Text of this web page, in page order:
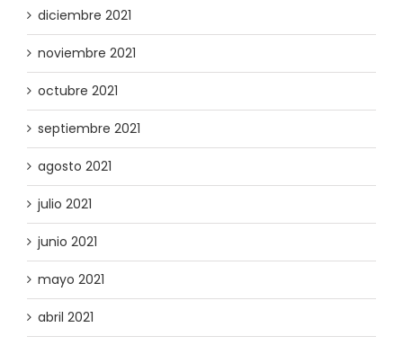
diciembre 2021
noviembre 2021
octubre 2021
septiembre 2021
agosto 2021
julio 2021
junio 2021
mayo 2021
abril 2021